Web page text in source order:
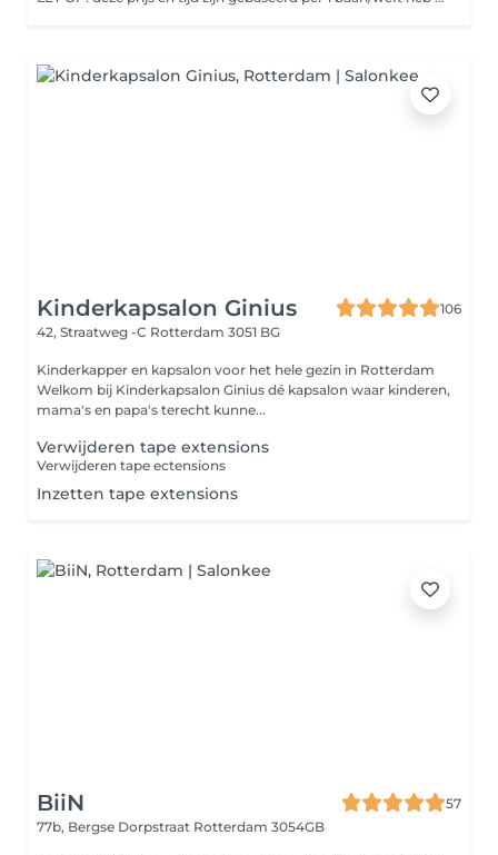
Kinderkapsalon Ginius
106
42, Straatweg -C Rotterdam 3051 BG
Kinderkapper en kapsalon voor het hele gezin in Rotterdam
Welkom bij Kinderkapsalon Ginius dé kapsalon waar kinderen,
mama's en papa's terecht kunne...
Verwijderen tape extensions
Verwijderen tape ectensions
Inzetten tape extensions
BiiN
57
77b, Bergse Dorpstraat Rotterdam 3054GB